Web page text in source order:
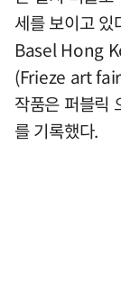
세를 보이고
Basel Hong
(Frieze art fair
작품은 퍼블릭
를 기록했다.